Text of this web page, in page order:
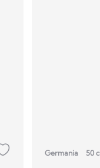
Germania 50